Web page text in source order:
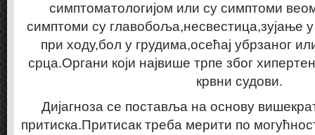
симптоматологијом или су симптоми
симптоми су главобоља,несвестица,зујање
при ходу,бол у грудима,осећај убрзаног
срца.Органи који највише трпе због
крвни судови.
Дијагноза се поставља на основу
притиска.Притисак треба мерити по